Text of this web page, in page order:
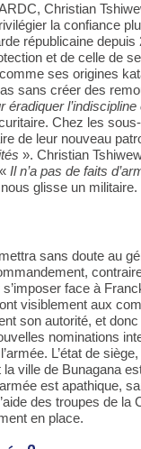
Christian
la confiance
républicaine depuis
et de celle de
ses origines
sans créer des
éradiquer
Chez les
de leur nouveau
». Christian
Il n’a pas de faits
glisse un militaire.
sans doute au
face à
visiblement aux
son autorité, et
nominations
L’état de
ville de Bunagana
est apathique,
des troupes de la
en place.